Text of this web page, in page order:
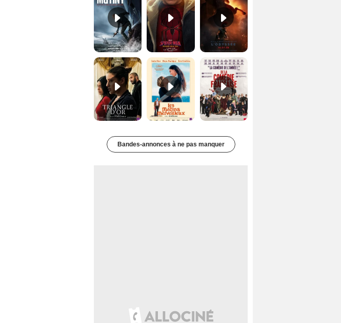
Le Triangle d'or Bande-annonce VF De la Comédie-Française Teaser VF
Bandes-annonces à ne pas manquer